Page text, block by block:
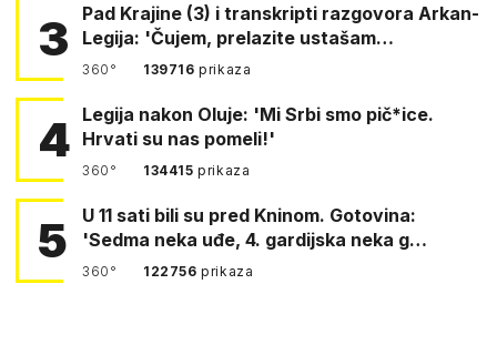
3
Pad Krajine (3) i transkripti razgovora Arkan-
Legija: 'Čujem, prelazite ustašam…
360° 139716prikaza
4 Legija nakon Oluje: 'Mi Srbi smo pič*ice.
Hrvati su nas pomeli!'
360° 134415prikaza
5
U 11 sati bili su pred Kninom. Gotovina:
'Sedma neka uđe, 4. gardijska neka g…
360° 122756prikaza